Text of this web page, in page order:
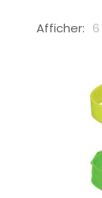
Afficher: 6